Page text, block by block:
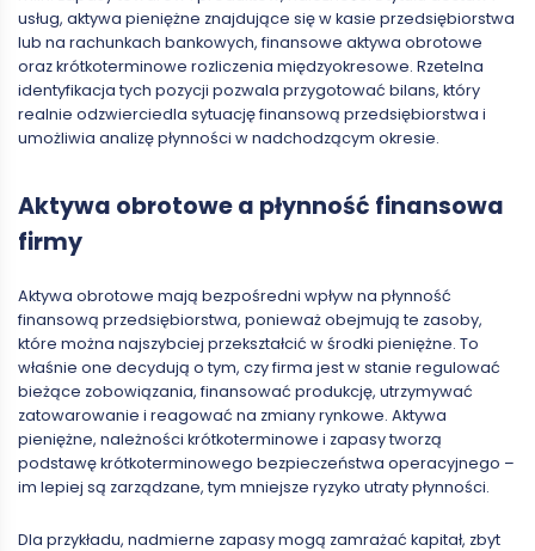
usług, aktywa pieniężne znajdujące się w kasie przedsiębiorstwa
lub na rachunkach bankowych, finansowe aktywa obrotowe
oraz krótkoterminowe rozliczenia międzyokresowe. Rzetelna
identyfikacja tych pozycji pozwala przygotować bilans, który
realnie odzwierciedla sytuację finansową przedsiębiorstwa i
umożliwia analizę płynności w nadchodzącym okresie.
Aktywa obrotowe a płynność finansowa
firmy
Aktywa obrotowe mają bezpośredni wpływ na płynność
finansową przedsiębiorstwa, ponieważ obejmują te zasoby,
które można najszybciej przekształcić w środki pieniężne. To
właśnie one decydują o tym, czy firma jest w stanie regulować
bieżące zobowiązania, finansować produkcję, utrzymywać
zatowarowanie i reagować na zmiany rynkowe. Aktywa
pieniężne, należności krótkoterminowe i zapasy tworzą
podstawę krótkoterminowego bezpieczeństwa operacyjnego –
im lepiej są zarządzane, tym mniejsze ryzyko utraty płynności.
Dla przykładu, nadmierne zapasy mogą zamrażać kapitał, zbyt